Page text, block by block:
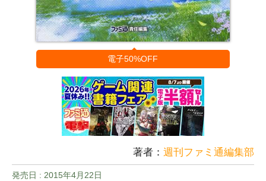
電子50%OFF
著者： 週刊ファミ通編集部
発売日 : 2015年4月22日